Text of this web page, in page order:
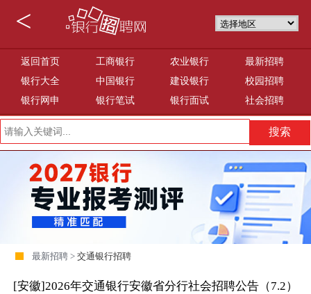
<
返回首页 工商银行 农业银行
最新招聘
银行大全
中国银行 建设银行
校园招聘
银行网申
银行笔试 银行面试 社会招聘
最新招聘 >交通银行招聘
[安徽]2026年交通银行安徽省分行社会招聘公告（7.2）